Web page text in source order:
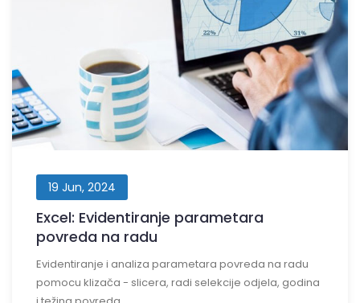
19 Jun, 2024
Excel: Evidentiranje parametara
povreda na radu
Evidentiranje i analiza parametara povreda na radu
pomocu klizača - slicera, radi selekcije odjela, godina